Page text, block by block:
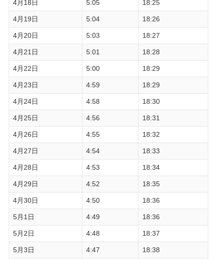
4月18日 5:05 18:25
4月19日 5:04 18:26
4月20日 5:03 18:27
4月21日 5:01 18:28
4月22日 5:00 18:29
4月23日 4:59 18:29
4月24日 4:58 18:30
4月25日 4:56 18:31
4月26日 4:55 18:32
4月27日 4:54 18:33
4月28日 4:53 18:34
4月29日 4:52 18:35
4月30日 4:50 18:36
5月1日 4:49 18:36
5月2日 4:48 18:37
5月3日 4:47 18:38